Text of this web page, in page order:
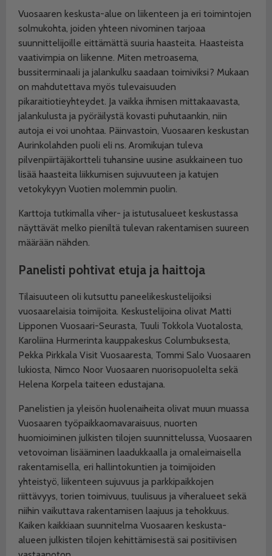
Vuosaaren keskusta-alue on liikenteen ja eri toimintojen
solmukohta, joiden yhteen nivominen tarjoaa
suunnittelijoille eittämättä suuria haasteita. Haasteista
vaativimpia on liikenne. Miten metroasema,
bussiterminaali ja jalankulku saadaan toimiviksi? Mukaan
on mahdutettava myös tulevaisuuden
pikaraitiotieyhteydet. Ja vaikka ihmisen mittakaavasta,
jalankulusta ja pyöräilystä kovasti puhutaankin, niin
autoja ei voi unohtaa. Päinvastoin, Vuosaaren keskustan
Aurinkolahden puoli eli ns. Aromikujan tuleva
pilvenpiirtäjäkortteli tuhansine uusine asukkaineen tuo
lisää haasteita liikkumisen sujuvuuteen ja katujen
vetokykyyn Vuotien molemmin puolin.
Karttoja tutkimalla viher- ja istutusalueet keskustassa
näyttävät melko pieniltä tulevan rakentamisen suureen
määrään nähden.
Panelisti pohtivat etuja ja haittoja
Tilaisuuteen oli kutsuttu paneelikeskustelijoiksi
vuosaarelaisia toimijoita. Keskustelijoina olivat Matti
Lipponen Vuosaari-Seurasta, Tuuli Tokkola Vuotalosta,
Karoliina Hurmerinta kauppakeskus Columbuksesta,
Pekka Pirkkala Visit Vuosaaresta, Tommi Salo Vuosaaren
lukiosta, Nimco Noor Vuosaaren nuorisopuolelta sekä
Helena Korpela taiteen edustajana.
Panelistien ja yleisön huolenaiheita olivat muun muassa
Vuosaaren työpaikkaomavaraisuus, nuorten
huomioiminen julkisten tilojen suunnittelussa, Vuosaaren
vetovoiman lisääminen laadukkaalla ja omaleimaisella
rakentamisella, eri hallintokuntien ja toimijoiden
yhteistyö, liikenteen sujuvuus ja parkkipaikkojen
riittävyys, torien toimivuus, tuulisuus ja viheralueet sekä
niihin vaikuttava rakentamisen laajuus ja tehokkuus.
Kaiken kaikkiaan suunnitelma Vuosaaren keskusta-
alueen julkisten tilojen kehittämisestä sai positiivisen